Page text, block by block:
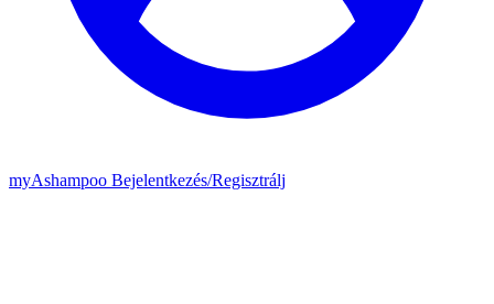
myAshampoo Bejelentkezés/Regisztrálj